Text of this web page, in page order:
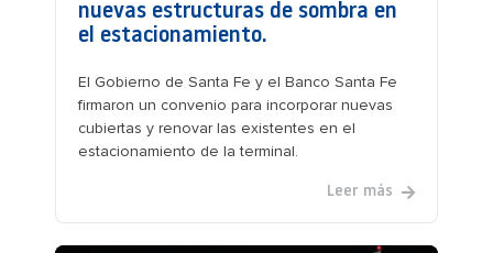
nuevas estructuras de sombra en
el estacionamiento.
El Gobierno de Santa Fe y el Banco Santa Fe
firmaron un convenio para incorporar nuevas
cubiertas y renovar las existentes en el
estacionamiento de la terminal.
Leer más